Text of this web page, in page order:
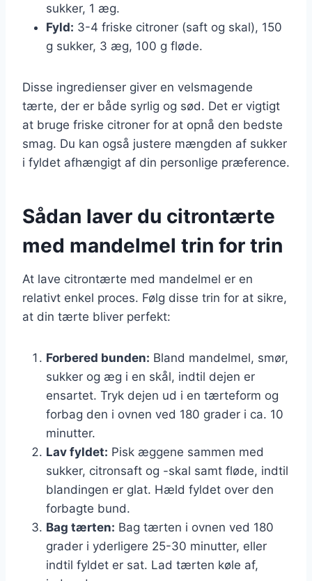
sukker, 1 æg.
Fyld: 3-4 friske citroner (saft og skal), 150
g sukker, 3 æg, 100 g fløde.
Disse ingredienser giver en velsmagende
tærte, der er både syrlig og sød. Det er vigtigt
at bruge friske citroner for at opnå den bedste
smag. Du kan også justere mængden af sukker
i fyldet afhængigt af din personlige præference.
Sådan laver du citrontærte
med mandelmel trin for trin
At lave citrontærte med mandelmel er en
relativt enkel proces. Følg disse trin for at sikre,
at din tærte bliver perfekt:
Forbered bunden: Bland mandelmel, smør,
sukker og æg i en skål, indtil dejen er
ensartet. Tryk dejen ud i en tærteform og
forbag den i ovnen ved 180 grader i ca. 10
minutter.
Lav fyldet: Pisk æggene sammen med
sukker, citronsaft og -skal samt fløde, indtil
blandingen er glat. Hæld fyldet over den
forbagte bund.
Bag tærten: Bag tærten i ovnen ved 180
grader i yderligere 25-30 minutter, eller
indtil fyldet er sat. Lad tærten køle af,